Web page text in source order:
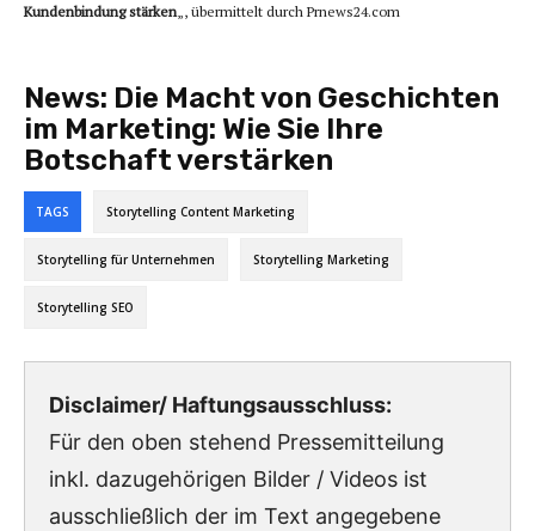
Kundenbindung stärken„, übermittelt durch Prnews24.com
News: Die Macht von Geschichten
im Marketing: Wie Sie Ihre
Botschaft verstärken
TAGS Storytelling Content Marketing
Storytelling für Unternehmen Storytelling Marketing
Storytelling SEO
Disclaimer/ Haftungsausschluss:
Für den oben stehend Pressemitteilung
inkl. dazugehörigen Bilder / Videos ist
ausschließlich der im Text angegebene